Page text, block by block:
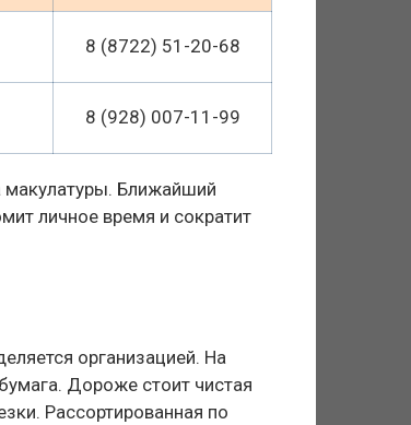
8 (8722) 51-20-68
8 (928) 007-11-99
макулатуры. Ближайший
личное время и сократит
организацией. На
Дороже стоит чистая
Рассортированная по